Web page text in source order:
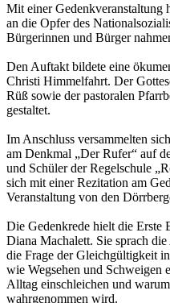
Mit einer Gedenkveranstaltung
an die Opfer des
Bürgerinnen und Bürger
Den Auftakt bildete eine
Christi Himmelfahrt. Der
Rüß sowie der pastoralen
gestaltet.
Im Anschluss versammelten
am Denkmal „Der Rufer“ auf
und Schüler der Regelschule
sich mit einer Rezitation am
Veranstaltung von den
Die Gedenkrede hielt die Erste
Diana Machalett. Sie sprach
die Frage der Gleichgültigkeit
wie Wegsehen und Schweigen
Alltag einschleichen und
wahrgenommen wird.